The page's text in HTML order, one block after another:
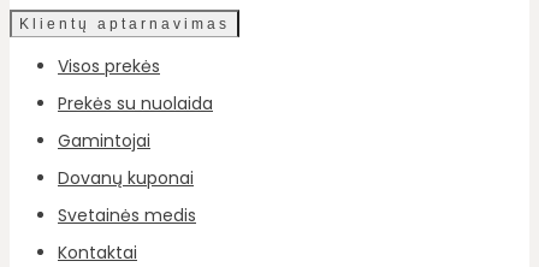
Klientų aptarnavimas
Visos prekės
Prekės su nuolaida
Gamintojai
Dovanų kuponai
Svetainės medis
Kontaktai